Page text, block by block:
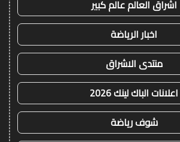
اشراق العالم عالم كبير
اخبار الرياضة
منتدى الاشراق
اعلانات الباك لينك 2026
شوف رياضة